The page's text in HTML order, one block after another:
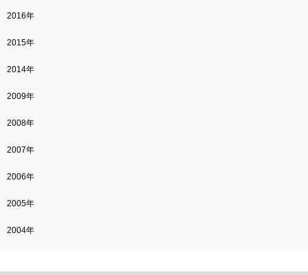
2016年
2015年
2014年
2009年
2008年
2007年
2006年
2005年
2004年